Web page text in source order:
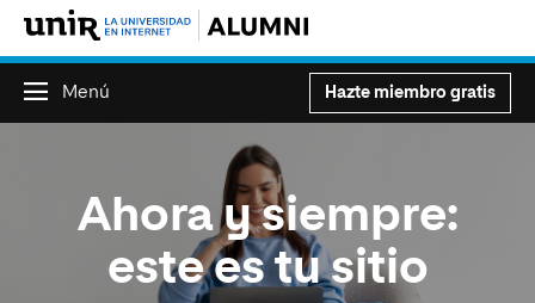
Menú Hazte miembro gratis
Ahora y siempre:
este es tu sitio